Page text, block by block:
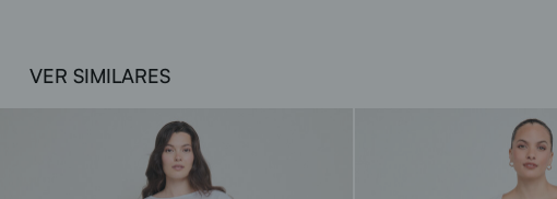
VER SIMILARES